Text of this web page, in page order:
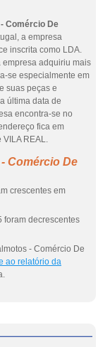
Comércio De
a empresa
inscrita como LDA.
empresa adquiriu mais
se especialmente em
suas peças e
última data de
encontra-se no
fica em
VILA REAL.
Comércio De
crescentes em
foram decrescentes
- Comércio De
ao relatório da